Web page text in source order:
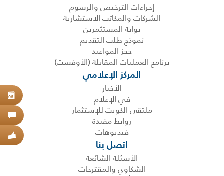
إجراءات الترخيص والرسوم
الشركات والمكاتب الاستشارية
بوابة المستثمرين
نموذج طلب التقديم
حجز المواعيد
برنامج العمليات المقابلة (الأوفست)
المركز الإعلامي
الأخبار
في الإعلام
ملتقى الكويت للإستثمار
روابط مفيدة
فيديوهات
اتصل بنا
الأسئلة الشائعة
الشكاوي والمقترحات
06